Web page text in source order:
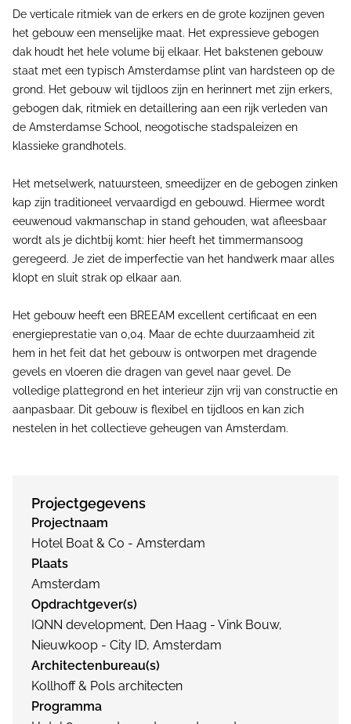
De verticale ritmiek van de erkers en de grote kozijnen geven
het gebouw een menselijke maat. Het expressieve gebogen
dak houdt het hele volume bij elkaar. Het bakstenen gebouw
staat met een typisch Amsterdamse plint van hardsteen op de
grond. Het gebouw wil tijdloos zijn en herinnert met zijn erkers,
gebogen dak, ritmiek en detaillering aan een rijk verleden van
de Amsterdamse School, neogotische stadspaleizen en
klassieke grandhotels.
Het metselwerk, natuursteen, smeedijzer en de gebogen zinken
kap zijn traditioneel vervaardigd en gebouwd. Hiermee wordt
eeuwenoud vakmanschap in stand gehouden, wat afleesbaar
wordt als je dichtbij komt: hier heeft het timmermansoog
geregeerd. Je ziet de imperfectie van het handwerk maar alles
klopt en sluit strak op elkaar aan.
Het gebouw heeft een BREEAM excellent certificaat en een
energieprestatie van 0,04. Maar de echte duurzaamheid zit
hem in het feit dat het gebouw is ontworpen met dragende
gevels en vloeren die dragen van gevel naar gevel. De
volledige plattegrond en het interieur zijn vrij van constructie en
aanpasbaar. Dit gebouw is flexibel en tijdloos en kan zich
nestelen in het collectieve geheugen van Amsterdam.
Projectgegevens
Projectnaam
Hotel Boat & Co - Amsterdam
Plaats
Amsterdam
Opdrachtgever(s)
IQNN development, Den Haag - Vink Bouw,
Nieuwkoop - City ID, Amsterdam
Architectenbureau(s)
Kollhoff & Pols architecten
Programma